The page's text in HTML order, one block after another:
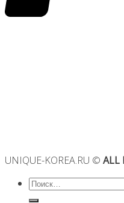
UNIQUE-KOREA.RU © ALL
Искать: